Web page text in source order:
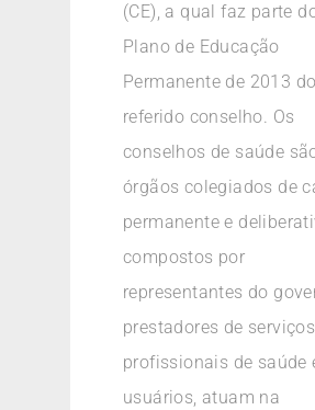
(CE), a qual faz parte
Plano de Educação
Permanente de 2013 do
referido conselho. Os
conselhos de saúde
órgãos colegiados de
permanente e
compostos por
representantes do
prestadores de
profissionais de saúde
usuários, atuam na